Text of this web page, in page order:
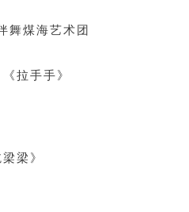
舞煤海艺术团
拉手手》
梁》